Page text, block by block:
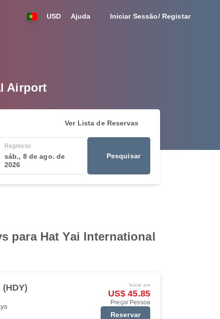
USD Ajuda Iniciar Sessão/ Registar
Airport
Ver Lista de Reservas
Regresso
sáb., 8 de ago. de
2026
Pesquisar
para Hat Yai International
(HDY) Início em
US$ 45.85
Preço/ Pessoa
Reservar